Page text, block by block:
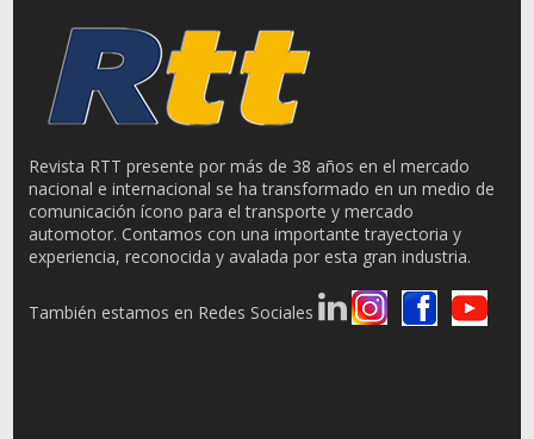
Revista RTT presente por más de 38 años en el mercado
nacional e internacional se ha transformado en un medio de
comunicación ícono para el transporte y mercado
automotor. Contamos con una importante trayectoria y
experiencia, reconocida y avalada por esta gran industria.
También estamos en Redes Sociales